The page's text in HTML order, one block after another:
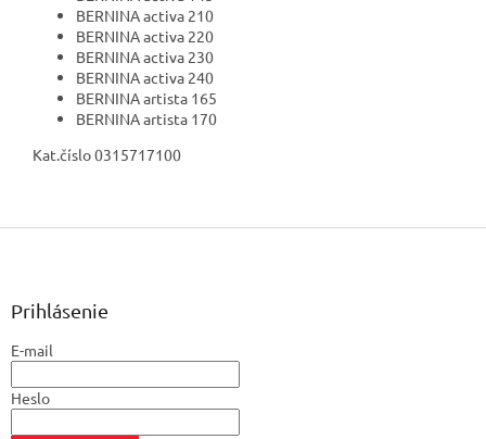
BERNINA activa 210
BERNINA activa 220
BERNINA activa 230
BERNINA activa 240
BERNINA artista 165
BERNINA artista 170
Kat.číslo 0315717100
Z
Prihlásenie
E-mail
Heslo